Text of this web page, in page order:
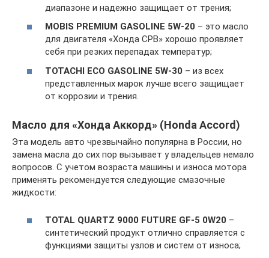
диапазоне и надежно защищает от трения;
MOBIS PREMIUM GASOLINE 5W-20 – это масло
для двигателя «Хонда СРВ» хорошо проявляет
себя при резких перепадах температур;
TOTACHI ECO GASOLINE 5W-30 – из всех
представленных марок лучше всего защищает
от коррозии и трения.
Масло для «Хонда Аккорд» (Honda Accord)
Эта модель авто чрезвычайно популярна в России, но
замена масла до сих пор вызывает у владельцев немало
вопросов. С учетом возраста машины и износа мотора
применять рекомендуется следующие смазочные
жидкости:
TOTAL QUARTZ 9000 FUTURE GF-5 0W20 –
синтетический продукт отлично справляется с
функциями защиты узлов и систем от износа;